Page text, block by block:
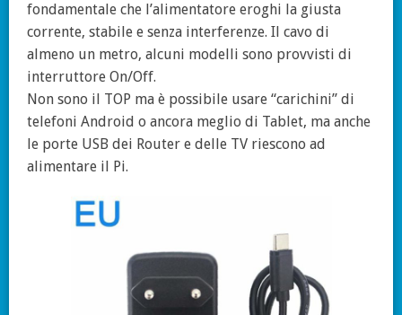
fondamentale che l’alimentatore eroghi la giusta
corrente, stabile e senza interferenze. Il cavo di
almeno un metro, alcuni modelli sono provvisti di
interruttore On/Off.
Non sono il TOP ma è possibile usare “carichini” di
telefoni Android o ancora meglio di Tablet, ma anche
le porte USB dei Router e delle TV riescono ad
alimentare il Pi.